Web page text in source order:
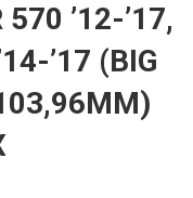
’12-’17,
’17 (BIG